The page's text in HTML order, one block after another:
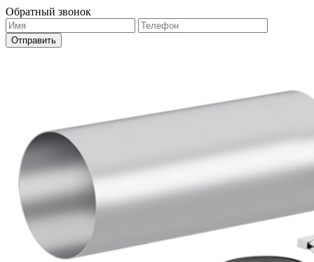
Обратный звонок